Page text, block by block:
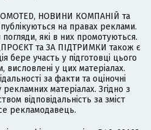
НОВИНИ КОМПАНІЙ та
на правах реклами.
які в них промотуються.
та ЗА ПІДТРИМКИ також є
бере участь у підготовці цього
висловлені у цих матеріалах.
за факти та оціночні
матеріалах. Згідно з
відповідальність за зміст
рекламодавець.